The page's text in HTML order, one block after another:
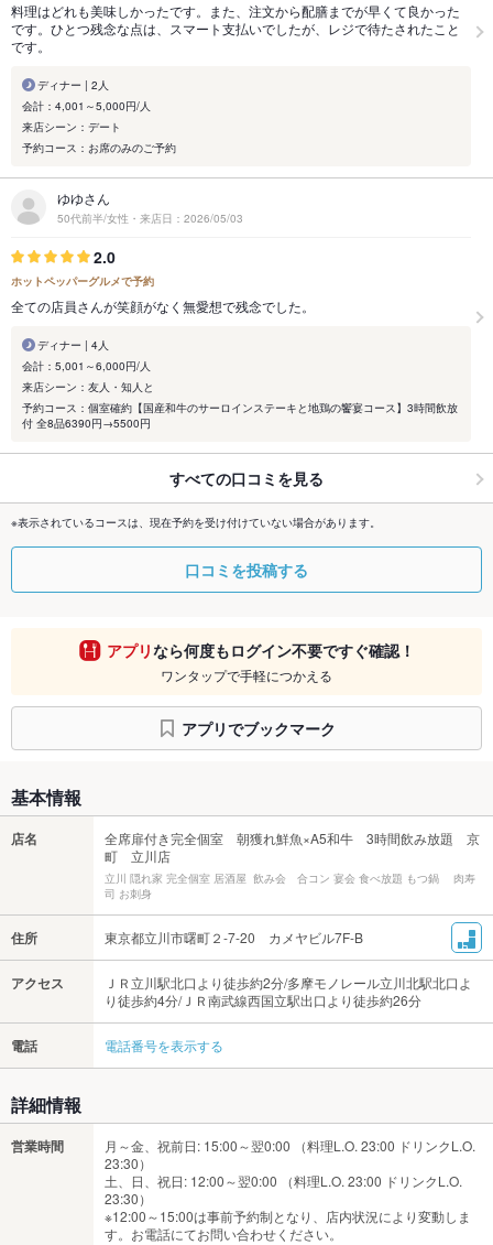
料理はどれも美味しかったです。また、注文から配膳までが早くて良かった
です。ひとつ残念な点は、スマート支払いでしたが、レジで待たされたこと
です。
ディナー | 2人
会計：4,001～5,000円/人
来店シーン：デート
予約コース：お席のみのご予約
ゆゆさん
50代前半/女性・来店日：2026/05/03
2.0
ホットペッパーグルメで予約
全ての店員さんが笑顔がなく無愛想で残念でした。
ディナー | 4人
会計：5,001～6,000円/人
来店シーン：友人・知人と
予約コース：個室確約【国産和牛のサーロインステーキと地鶏の饗宴コース】3時間飲放
付 全8品6390円→5500円
すべての口コミを見る
※表示されているコースは、現在予約を受け付けていない場合があります。
口コミを投稿する
アプリなら何度もログイン不要ですぐ確認！
ワンタップで手軽につかえる
アプリでブックマーク
基本情報
店名
全席扉付き完全個室 朝獲れ鮮魚×A5和牛 3時間飲み放題 京
町 立川店
立川 隠れ家 完全個室 居酒屋 飲み会 合コン 宴会 食べ放題 もつ鍋 肉寿
司 お刺身
住所 東京都立川市曙町２-7-20 カメヤビル7F-B
アクセス
ＪＲ立川駅北口より徒歩約2分/多摩モノレール立川北駅北口よ
り徒歩約4分/ＪＲ南武線西国立駅出口より徒歩約26分
電話 電話番号を表示する
詳細情報
営業時間
月～金、祝前日: 15:00～翌0:00 （料理L.O. 23:00 ドリンクL.O.
23:30）
土、日、祝日: 12:00～翌0:00 （料理L.O. 23:00 ドリンクL.O.
23:30）
※12:00～15:00は事前予約制となり、店内状況により変動しま
す。お電話にてお問い合わせください。